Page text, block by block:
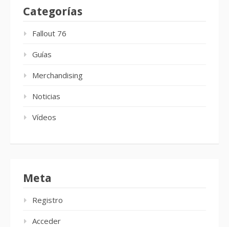
Categorías
Fallout 76
Guías
Merchandising
Noticias
Vídeos
Meta
Registro
Acceder